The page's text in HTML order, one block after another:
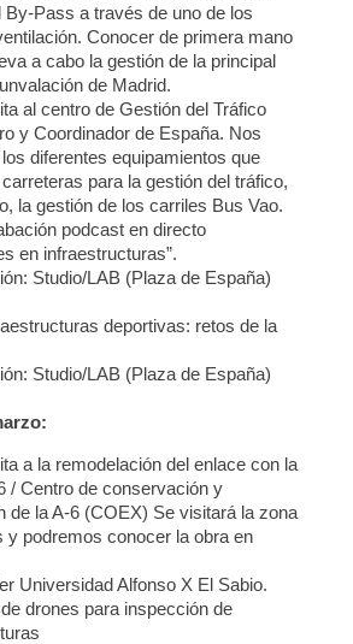
By-Pass a través de uno de los
Conocer de primera mano
a cabo la gestión de la principal
de Madrid.
al centro de Gestión del Tráfico
y Coordinador de España. Nos
diferentes equipamientos que
para la gestión del tráfico,
la gestión de los carriles Bus Vao.
podcast en directo
en infraestructuras”.
Studio/LAB (Plaza de España)
deportivas: retos de la
Studio/LAB (Plaza de España)
a la remodelación del enlace con la
/ Centro de conservación y
de la A-6 (COEX) Se visitará la zona
y podremos conocer la obra en
Universidad Alfonso X El Sabio.
drones para inspección de